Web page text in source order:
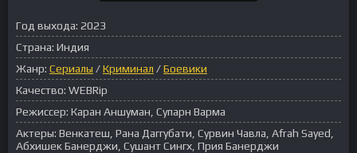
Год выхода: 2023
Страна: Индия
Жанр: Сериалы /Криминал /Боевики
Качество: WEBRip
Режиссер: Каран Аншуман, Супарн Варма
Актеры: Венкатеш, Рана Даггубати, Сурвин Чавла, Afrah Sayed,
Абхишек Банерджи, Сушант Сингх, Прия Банерджи